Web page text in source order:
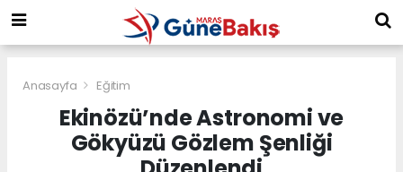
Anasayfa Eğitim
Ekinözü’nde Astronomi ve
Gökyüzü Gözlem Şenliği